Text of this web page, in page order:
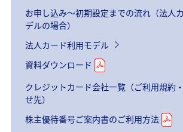
お申し込み～初期設定までの流れ（法人
デルの場合）
法人カード利用モデル
資料ダウンロード
クレジットカード会社一覧（ご利用規約
せ先）
株主優待番号ご案内書のご利用方法